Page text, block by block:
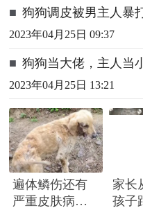
■ 狗狗调皮被男主人暴
2023年04月25日 09:37
■ 狗狗当大佬，主人当
2023年04月25日 13:21
遍体鳞伤还有
严重皮肤病的
家长
孩子